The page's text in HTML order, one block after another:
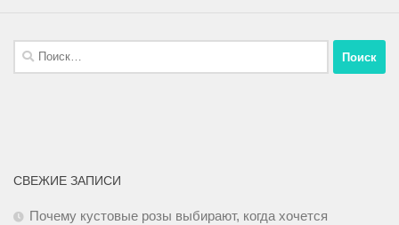
СВЕЖИЕ ЗАПИСИ
Почему кустовые розы выбирают, когда хочется